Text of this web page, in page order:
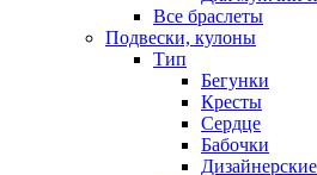
Все браслеты
Подвески, кулоны
Тип
Бегунки
Кресты
Сердце
Бабочки
Дизайнерские